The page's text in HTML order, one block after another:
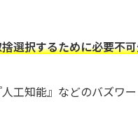
選択するために必要不
工知能』などのバズワ